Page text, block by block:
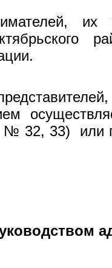
их
№ 32, 33) или